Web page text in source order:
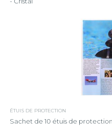
ÉTUIS DE PROTECTION
Sachet de 10 étuis de